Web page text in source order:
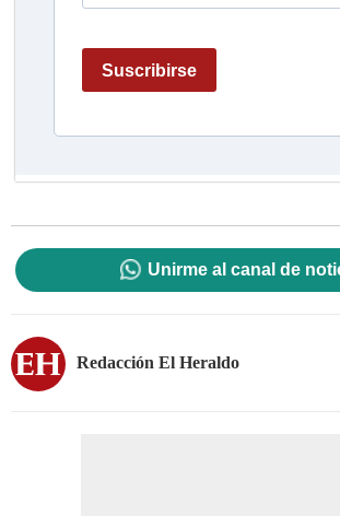
Unirme al canal de
Redacción El Heraldo